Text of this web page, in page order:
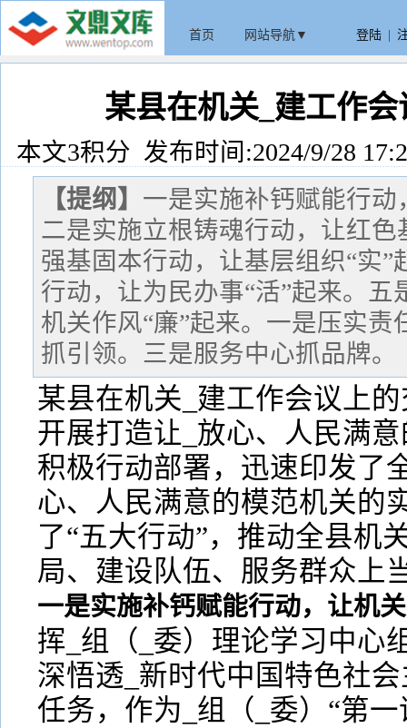
首页 网站导航▼ 登陆
某县在机关_建工作
本文3积分 发布时间:2024/9/28
【提纲】 一是实施补钙赋能行动
二是实施立根铸魂行动，让红色
强基固本行动，让基层组织“实
行动，让为民办事“活”起来。
机关作风“廉”起来。一是压实
抓引领。三是服务中心抓品牌。
某县在机关_建工作会议上
开展打造让_放心、人民满
积极行动部署，迅速印发了
心、人民满意的模范机关的
了“五大行动”，推动全县机
局、建设队伍、服务群众上
一是实施补钙赋能行动，让机
挥_组（_委）理论学习中心
深悟透_新时代中国特色社
任务，作为_组（_委）“第